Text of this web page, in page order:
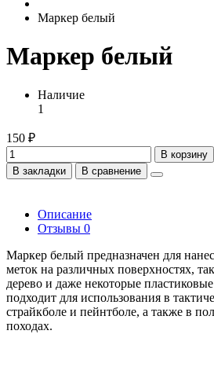
Маркер белый
Маркер белый
Наличие
1
150 ₽
В корзину
В закладки
В сравнение
Описание
Отзывы 0
Маркер белый предназначен для
меток на различных поверхностях,
дерево и даже некоторые
подходит для использования в
страйкболе и пейнтболе, а также в
походах.